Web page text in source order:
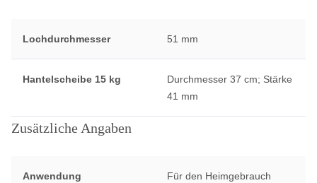
Lochdurchmesser 51 mm
Hantelscheibe 15 kg
Durchmesser 37 cm; Stärke
41 mm
Zusätzliche Angaben
Anwendung Für den Heimgebrauch